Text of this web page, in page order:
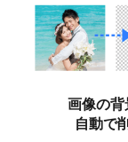
2025/6/9
2025/4/3
画像の背
自動で